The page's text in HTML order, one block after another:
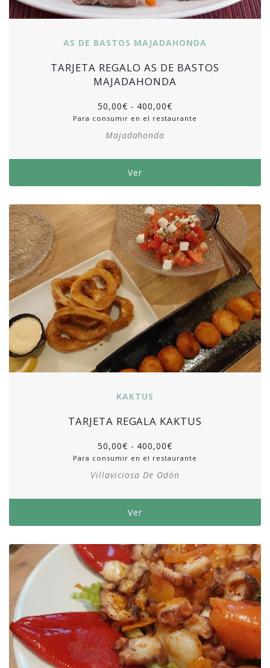
AS DE BASTOS MAJADAHONDA
TARJETA REGALO AS DE BASTOS
MAJADAHONDA
50,00€ - 400,00€
Para consumir en el restaurante
Majadahonda
Ver
KAKTUS
TARJETA REGALA KAKTUS
50,00€ - 400,00€
Para consumir en el restaurante
Villaviciosa De Odón
Ver